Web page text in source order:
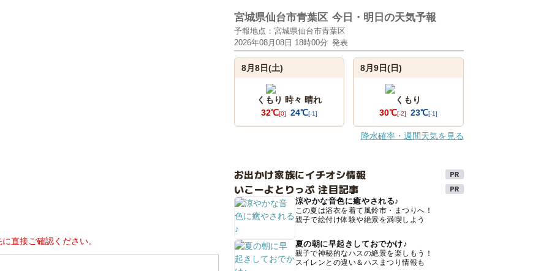
直接ご確認ください。
宮城県仙台市青葉区 今日・明日の天気予報
予報地点：宮城県仙台市青葉区
2026年08月08日 18時00分 発表
8月8日(土)
くもり 時々 晴れ
32℃[0] 24℃[-1]
8月9日(日)
くもり
30℃[-2] 23℃[-1]
降水確率・週間天気を見る
お出かけ家族にイチオシ情報
いこーよとりっぷ 注目記事
涼やかな音色に癒やされる♪
この夏は浴衣を着て風鈴市・まつりへ！
親子で絵付け体験や絶景を満喫しよう
夏の朝に早起きしておでかけ♪
親子で神秘的なハスの絶景を楽しもう！
スイレンとの違い＆ハスまつり情報も